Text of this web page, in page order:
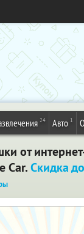
24 Авто 1
от
Car.Скидка